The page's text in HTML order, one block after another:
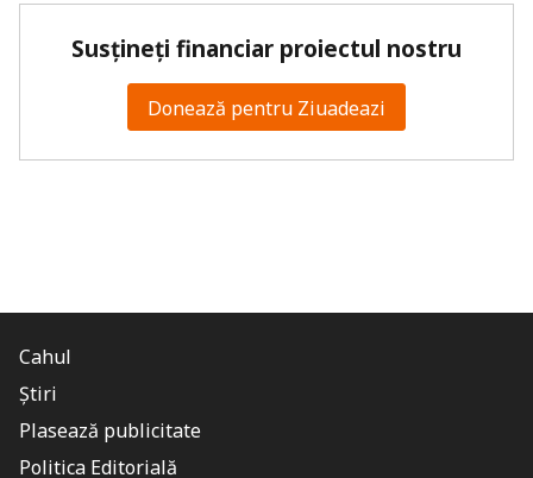
Susțineți financiar proiectul nostru
Donează pentru Ziuadeazi
Cahul
Știri
Plasează publicitate
Politica Editorială